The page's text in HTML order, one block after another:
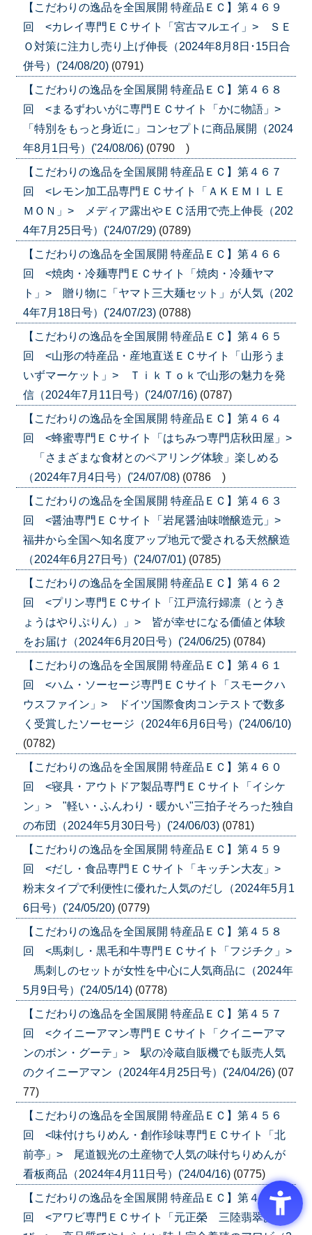
【こだわりの逸品を全国展開 特産品ＥＣ】第４６９
回 <カレイ専門ＥＣサイト「宮古マルエイ」> ＳＥ
Ｏ対策に注力し売り上げ伸長（2024年8月8日･15日合
併号）('24/08/20) (0791)
【こだわりの逸品を全国展開 特産品ＥＣ】第４６８
回 <まるずわいがに専門ＥＣサイト「かに物語」>
「特別をもっと身近に」コンセプトに商品展開（2024
年8月1日号）('24/08/06) (0790 )
【こだわりの逸品を全国展開 特産品ＥＣ】第４６７
回 <レモン加工品専門ＥＣサイト「ＡＫＥＭＩＬＥ
ＭＯＮ」> メディア露出やＥＣ活用で売上伸長（202
4年7月25日号）('24/07/29) (0789)
【こだわりの逸品を全国展開 特産品ＥＣ】第４６６
回 <焼肉・冷麺専門ＥＣサイト「焼肉・冷麺ヤマ
ト」> 贈り物に「ヤマト三大麺セット」が人気（202
4年7月18日号）('24/07/23) (0788)
【こだわりの逸品を全国展開 特産品ＥＣ】第４６５
回 <山形の特産品・産地直送ＥＣサイト「山形うま
いずマーケット」> ＴｉｋＴｏｋで山形の魅力を発
信（2024年7月11日号）('24/07/16) (0787)
【こだわりの逸品を全国展開 特産品ＥＣ】第４６４
回 <蜂蜜専門ＥＣサイト「はちみつ専門店秋田屋」>
「さまざまな食材とのペアリング体験」楽しめる
（2024年7月4日号）('24/07/08) (0786 )
【こだわりの逸品を全国展開 特産品ＥＣ】第４６３
回 <醤油専門ＥＣサイト「岩尾醤油味噌醸造元」>
福井から全国へ知名度アップ地元で愛される天然醸造
（2024年6月27日号）('24/07/01) (0785)
【こだわりの逸品を全国展開 特産品ＥＣ】第４６２
回 <プリン専門ＥＣサイト「江戸流行婦凛（とうき
ょうはやりぷりん）」> 皆が幸せになる価値と体験
をお届け（2024年6月20日号）('24/06/25) (0784)
【こだわりの逸品を全国展開 特産品ＥＣ】第４６１
回 <ハム・ソーセージ専門ＥＣサイト「スモークハ
ウスファイン」> ドイツ国際食肉コンテストで数多
く受賞したソーセージ（2024年6月6日号）('24/06/10)
(0782)
【こだわりの逸品を全国展開 特産品ＥＣ】第４６０
回 <寝具・アウトドア製品専門ＥＣサイト「イシケ
ン」> "軽い・ふんわり・暖かい"三拍子そろった独自
の布団（2024年5月30日号）('24/06/03) (0781)
【こだわりの逸品を全国展開 特産品ＥＣ】第４５９
回 <だし・食品専門ＥＣサイト「キッチン大友」>
粉末タイプで利便性に優れた人気のだし（2024年5月1
6日号）('24/05/20) (0779)
【こだわりの逸品を全国展開 特産品ＥＣ】第４５８
回 <馬刺し・黒毛和牛専門ＥＣサイト「フジチク」>
馬刺しのセットが女性を中心に人気商品に（2024年
5月9日号）('24/05/14) (0778)
【こだわりの逸品を全国展開 特産品ＥＣ】第４５７
回 <クイニーアマン専門ＥＣサイト「クイニーアマ
ンのボン・グーテ」> 駅の冷蔵自販機でも販売人気
のクイニーアマン（2024年4月25日号）('24/04/26) (07
77)
【こだわりの逸品を全国展開 特産品ＥＣ】第４５６
回 <味付けちりめん・創作珍味専門ＥＣサイト「北
前亭」> 尾道観光の土産物で人気の味付ちりめんが
看板商品（2024年4月11日号）('24/04/16) (0775)
【こだわりの逸品を全国展開 特産品ＥＣ】第４５５
回 <アワビ専門ＥＣサイト「元正榮 三陸翡翠あわ